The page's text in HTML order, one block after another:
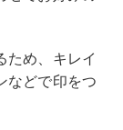
ため、キレイ
などで印をつ